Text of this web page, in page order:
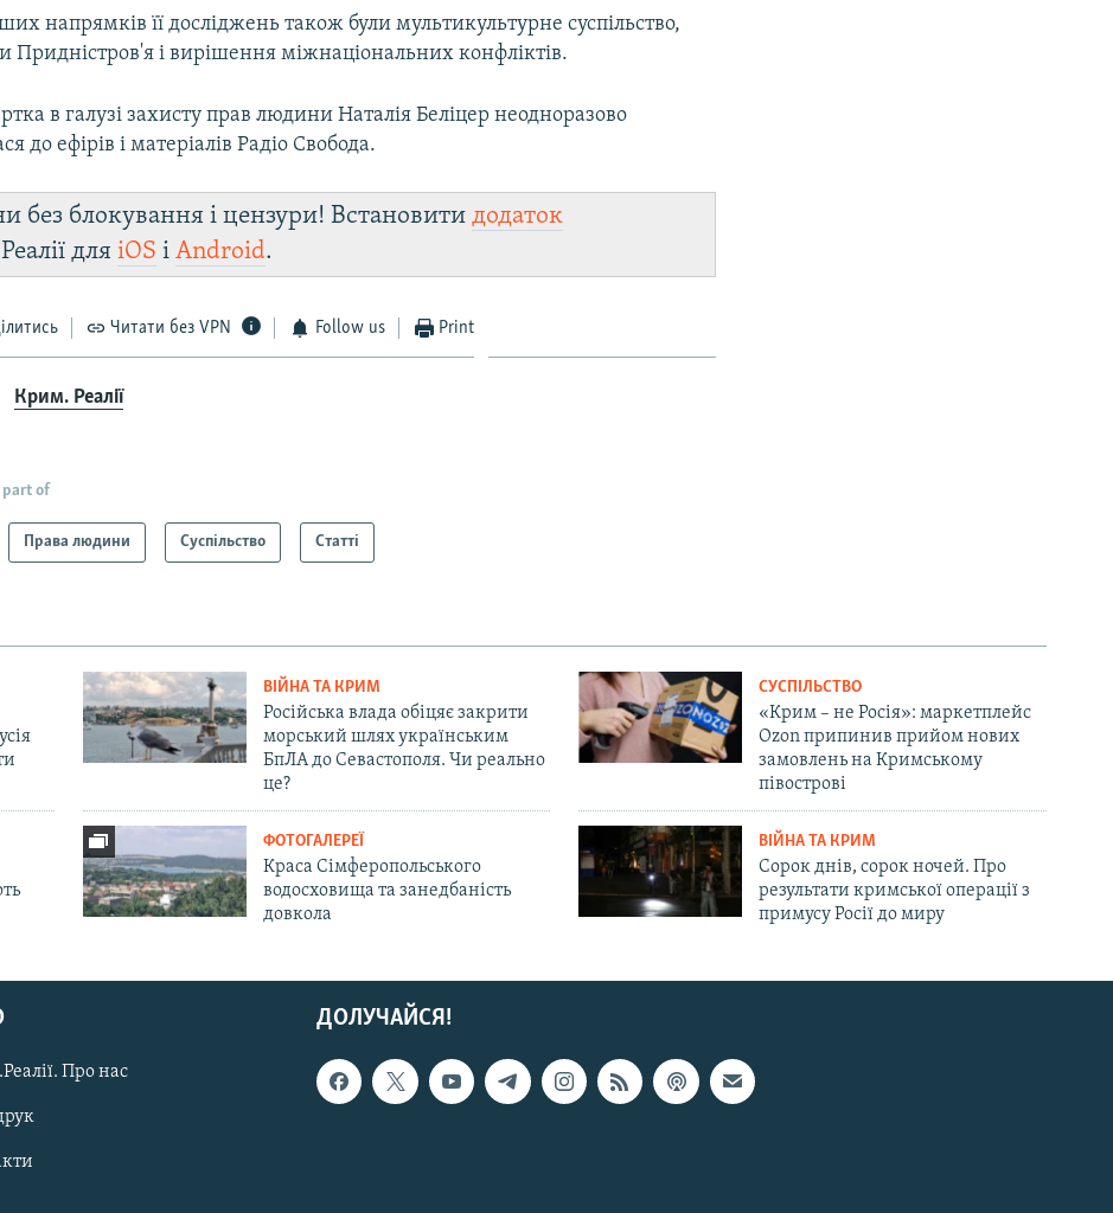
напрямків її досліджень також були мультикультурне суспільство,
Придністров'я і вирішення міжнаціональних конфліктів.
в галузі захисту прав людини Наталія Беліцер неодноразово
до ефірів і матеріалів Радіо Свобода.
без блокування і цензури! Встановитидодаток
дляiOS іAndroid.
Читати без VPN Follow us Print
Крим. Реалії
part of
Права людини Суспільство Статті
ВІЙНА ТА КРИМ
Російська влада обіцяє закрити
морський шлях українським
БпЛА до Севастополя. Чи реально
це?
СУСПІЛЬСТВО
«Крим – не Росія»: маркетплейс
Ozon припинив прийом нових
замовлень на Кримському
півострові
ФОТОГАЛЕРЕЇ
Краса Сімферопольського
водосховища та занедбаність
довкола
ВІЙНА ТА КРИМ
Сорок днів, сорок ночей. Про
результати кримської операції з
примусу Росії до миру
ДОЛУЧАЙСЯ!
Про нас